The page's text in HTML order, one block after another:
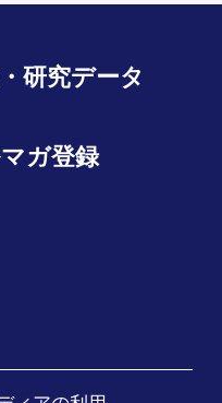
研究データ
ガ登録